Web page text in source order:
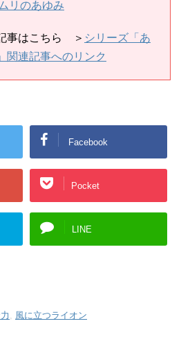
リのあゆみ
事はこちら ＞ シリーズ「あ
関連記事へのリンク
Facebook
Pocket
LINE
, 風に立つライオン